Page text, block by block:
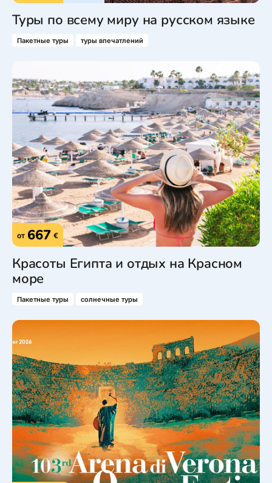
Туры по всему миру на русском языке
Пакетные туры туры впечатлений
от 667 €
Красоты Египта и отдых на Красном
море
Пакетные туры солнечные туры